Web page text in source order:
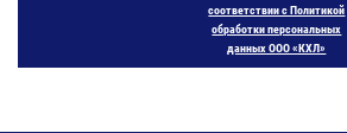
соответствии с Политикой
обработки персональных
данных ООО «КХЛ»